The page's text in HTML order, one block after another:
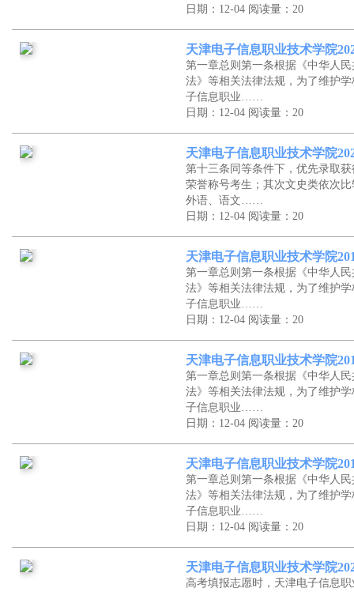
日期：12-04 阅读量：20
天津电子信息职业技术学院
第一章总则第一条根据《中华人
法》等相关法律法规，为了维护
子信息职业……
日期：12-04 阅读量：20
天津电子信息职业技术学院
第十三条同等条件下，优先录取
荣誉称号考生；其次文史类依次
外语、语文……
日期：12-04 阅读量：20
天津电子信息职业技术学院
第一章总则第一条根据《中华人
法》等相关法律法规，为了维护
子信息职业……
日期：12-04 阅读量：20
天津电子信息职业技术学院
第一章总则第一条根据《中华人
法》等相关法律法规，为了维护
子信息职业……
日期：12-04 阅读量：20
天津电子信息职业技术学院
第一章总则第一条根据《中华人
法》等相关法律法规，为了维护
子信息职业……
日期：12-04 阅读量：20
天津电子信息职业技术学院
高考填报志愿时，天津电子信息